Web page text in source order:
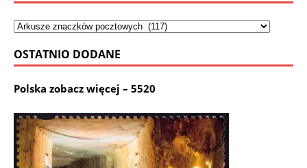
OSTATNIO DODANE
Polska zobacz więcej – 5520